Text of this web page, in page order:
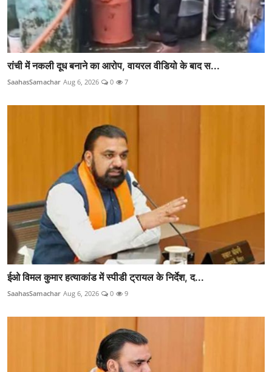
रांची में नकली दूध बनाने का आरोप, वायरल वीडियो के बाद स...
SaahasSamachar Aug 6, 2026 0 7
ईओ विमल कुमार हत्याकांड में स्पीडी ट्रायल के निर्देश, द...
SaahasSamachar Aug 6, 2026 0 9